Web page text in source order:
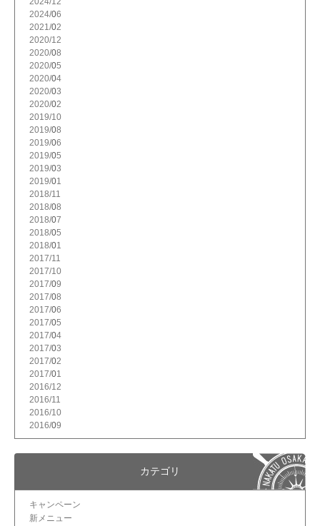
2024/ 6
2021/ 2
2020/12
2020/ 8
2020/ 5
2020/ 4
2020/ 3
2020/ 2
2019/10
2019/ 8
2019/ 6
2019/ 5
2019/ 3
2019/ 1
2018/11
2018/ 8
2018/ 7
2018/ 5
2018/ 1
2017/11
2017/10
2017/ 9
2017/ 8
2017/ 6
2017/ 5
2017/ 4
2017/ 3
2017/ 2
2017/ 1
2016/12
2016/11
2016/10
2016/ 9
カテゴリ
キャンペーン
新メニュー